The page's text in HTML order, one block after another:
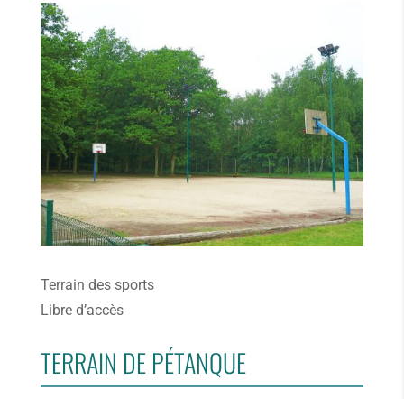
Terrain des sports
Libre d’accès
TERRAIN DE PÉTANQUE